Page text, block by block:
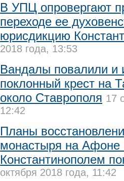
В УПЦ опровергают
переходе ее
юрисдикцию
2018 года, 13:53
Вандалы повалили и
поклонный крест на
около Ставрополя 17
12:42
Планы
монастыря на Афоне
Константинополем
октября 2018 года, 11:42